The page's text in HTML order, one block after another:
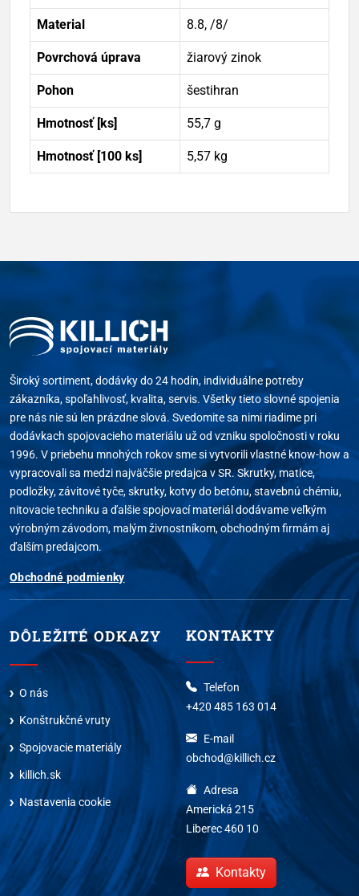
Material 8.8, /8/
Povrchová úprava žiarový zinok
Pohon šestihran
Hmotnosť [ks] 55,7 g
Hmotnosť [100 ks] 5,57 kg
Široký sortiment, dodávky do 24 hodín, individuálne potreby
zákazníka, spoľahlivosť, kvalita, servis. Všetky tieto slovné spojenia
pre nás nie sú len prázdne slová. Svedomite sa nimi riadime pri
dodávkach spojovacieho materiálu už od vzniku spoločnosti v roku
1996. V priebehu mnohých rokov sme si vytvorili vlastné know-how a
vypracovali sa medzi najväčšie predajca v SR. Skrutky, matice,
podložky, závitové tyče, skrutky, kotvy do betónu, stavebnú chémiu,
nitovacie techniku a ďalšie spojovací materiál dodávame veľkým
výrobným závodom, malým živnostníkom, obchodným firmám aj
ďalším predajcom.
Obchodné podmienky
DÔLEŽITÉ ODKAZY
O nás
Konštrukčné vruty
Spojovacie materiály
killich.sk
Nastavenia cookie
KONTAKTY
Telefon
+420 485 163 014
E-mail
obchod@killich.cz
Adresa
Americká 215
Liberec 460 10
Kontakty